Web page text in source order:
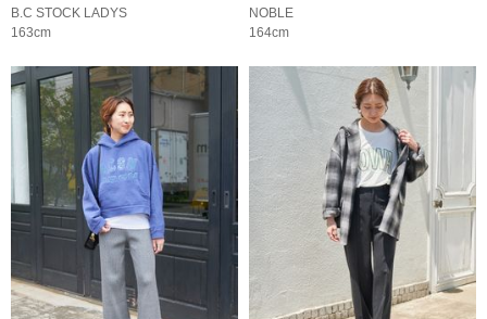
B.C STOCK LADYS
163cm
NOBLE
164cm